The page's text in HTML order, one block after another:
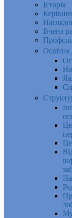
Історія
Вчена
Освітня